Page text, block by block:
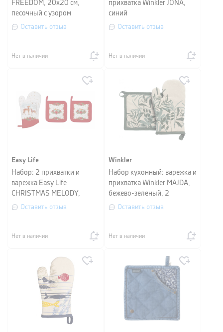
FREEDOM, 20х20 см,
песочный с узором
Оставить отзыв
Нет в наличии
прихватка Winkler JONA,
синий
Оставить отзыв
Нет в наличии
Easy Life
Набор: 2 прихватки и
варежка Easy Life
CHRISTMAS MELODY,
красный с белым, 3
Оставить отзыв
Нет в наличии
Winkler
Набор кухонный: варежка и
прихватка Winkler MAJDA,
бежево-зеленый, 2
предмета
Оставить отзыв
Нет в наличии